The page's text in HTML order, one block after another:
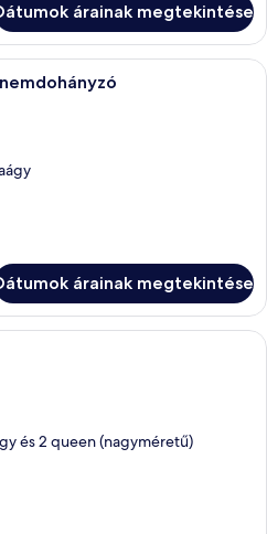
árainak megtekintése
Egy modern szállodai szoba,
árainak megtekintése
Egy modern szállodai szoba,
és 2 queen (nagyméretű)